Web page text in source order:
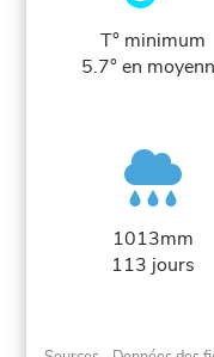
T° minimum
5.7° en
1013mm
113 jours